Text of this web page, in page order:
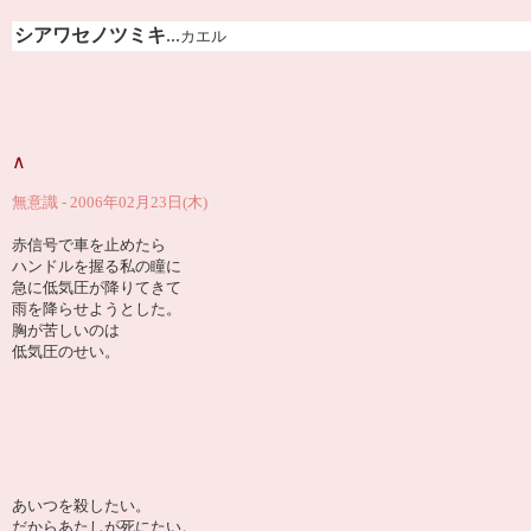
シアワセノツミキ...カエル
∧
無意識 - 2006年02月23日(木)
赤信号で車を止めたら
ハンドルを握る私の瞳に
急に低気圧が降りてきて
雨を降らせようとした。
胸が苦しいのは
低気圧のせい。
あいつを殺したい。
だからあたしが死にたい。